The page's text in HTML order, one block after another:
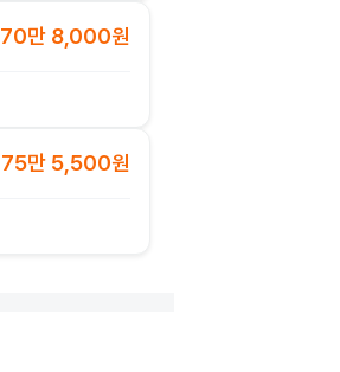
70만 8,000원
75만 5,500원